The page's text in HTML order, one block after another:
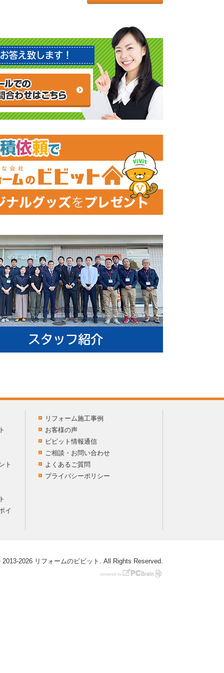
答え致します！
ト
イ
リフォーム施工事例
お客様の声
ビビット情報通信
ご相談・お問い合わせ
よくあるご質問
プライバシーポリシー
2026 リフォームのビビット. All Rights Reserved.